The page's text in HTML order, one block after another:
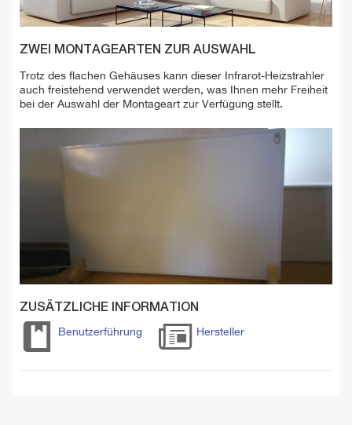
ZWEI MONTAGEARTEN ZUR AUSWAHL
Trotz des flachen Gehäuses kann dieser Infrarot-Heizstrahler
auch freistehend verwendet werden, was Ihnen mehr Freiheit
bei der Auswahl der Montageart zur Verfügung stellt.
ZUSÄTZLICHE INFORMATION
Benutzerführung Hersteller